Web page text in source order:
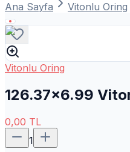
Ana Sayfa Vitonlu Oring
Vitonlu Oring
126.37x6.99
0,00 TL
1